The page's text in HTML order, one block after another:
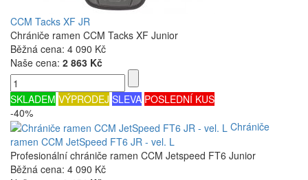
CCM Tacks XF JR
Chrániče ramen CCM Tacks XF Junior
Běžná cena: 4 090 Kč
Naše cena: 2 863 Kč
SKLADEM VÝPRODEJ SLEVA POSLEDNÍ KUS
-40%
Chrániče
ramen CCM JetSpeed FT6 JR - vel. L
Profesionální chrániče ramen CCM Jetspeed FT6 Junior
Běžná cena: 4 090 Kč